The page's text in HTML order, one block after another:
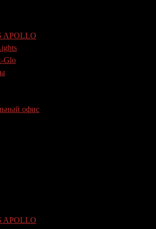
APOLLO
Glo
офис
APOLLO